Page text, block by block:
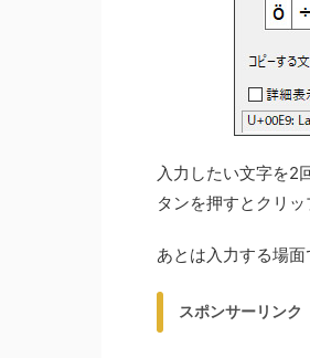
入力したい文字を2
タンを押すとクリッ
あとは入力する場面
スポンサーリンク